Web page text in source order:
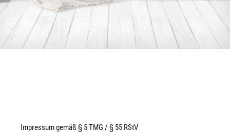
Impressum gemäß § 5 TMG / § 55 RStV